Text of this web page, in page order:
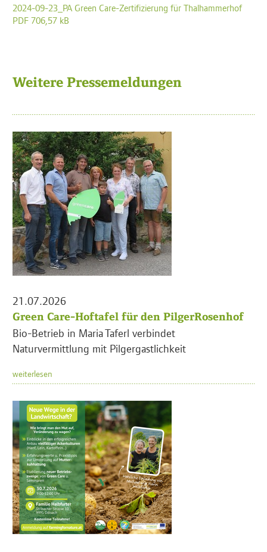
2024-09-23_PA Green Care-Zertifizierung für Thalhammerhof
PDF 706,57 kB
Weitere Pressemeldungen
21.07.2026
Green Care-Hoftafel für den PilgerRosenhof
Bio-Betrieb in Maria Taferl verbindet
Naturvermittlung mit Pilgergastlichkeit
weiterlesen